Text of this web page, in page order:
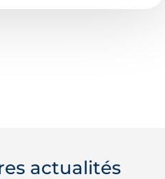
actualités